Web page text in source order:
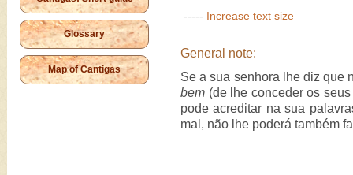
Glossary
Map of Cantigas
----- Increase text size
General note:
Se a sua senhora lhe diz que
bem (de lhe conceder os
pode acreditar na sua
mal, não lhe poderá também